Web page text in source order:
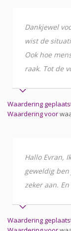
Dankjewel
wist de
Ook hoe
raak. Tot de
Waardering
Waardering voor
Hallo Evran,
geweldig
zeker aan.
Waardering